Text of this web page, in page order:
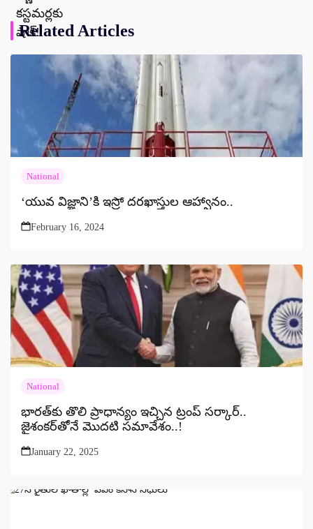
Related Articles
National
‘యువ విజ్ఞాని’కి ఇస్రో దరఖాస్తుల ఆహ్వానం..
February 16, 2024
National
భారత్‌కు తొలి ప్రాధాన్యం ఇచ్చిన ట్రంప్ సర్కార్..
జైశంకర్‌తోనే మొదటి సమావేశం..!
January 22, 2025